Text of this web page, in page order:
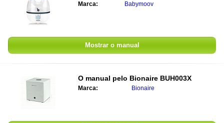
Marca: Babymoov
Mostrar o manual
O manual pelo Bionaire BUH003X
Marca: Bionaire